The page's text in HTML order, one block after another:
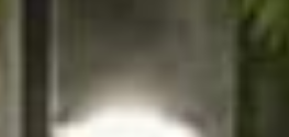
BE-
BE-